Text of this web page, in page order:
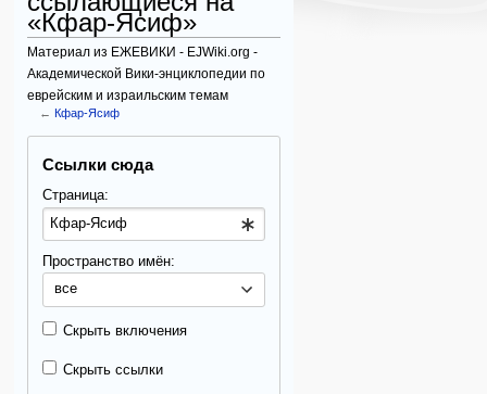
«Кфар-Ясиф»
Материал из ЕЖЕВИКИ - EJWiki.org -
Академической Вики-энциклопедии по
еврейским и израильским темам
←Кфар-Ясиф
Ссылки сюда
Страница:
Пространство имён:
все
Скрыть включения
Скрыть ссылки